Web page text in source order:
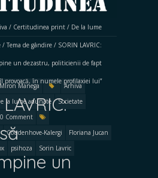
/ Certitudinea print / De la lume
/ Tema de gândire / SORIN LAVRIC:
un dezastru, politicienii de fapt
îl provoacă, în numele profilaxiei lui”
un
Miron Manega
Arhiva
la lume adunate
Societate
0 Comment
Coudenhove-Kalergi
Floriana Jucan
psihoza Sorin Lavric